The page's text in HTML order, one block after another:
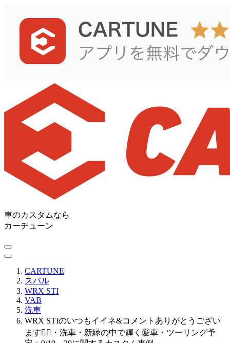
車のカスタムなら
カーチューン
CARTUNE
スバル
WRX STI
VAB
洗車
WRX STIのいつもイイネ&コメントありがとうござい
ます🙇‍♂️・洗車・新緑の中で輝く愛車・ツーリング予